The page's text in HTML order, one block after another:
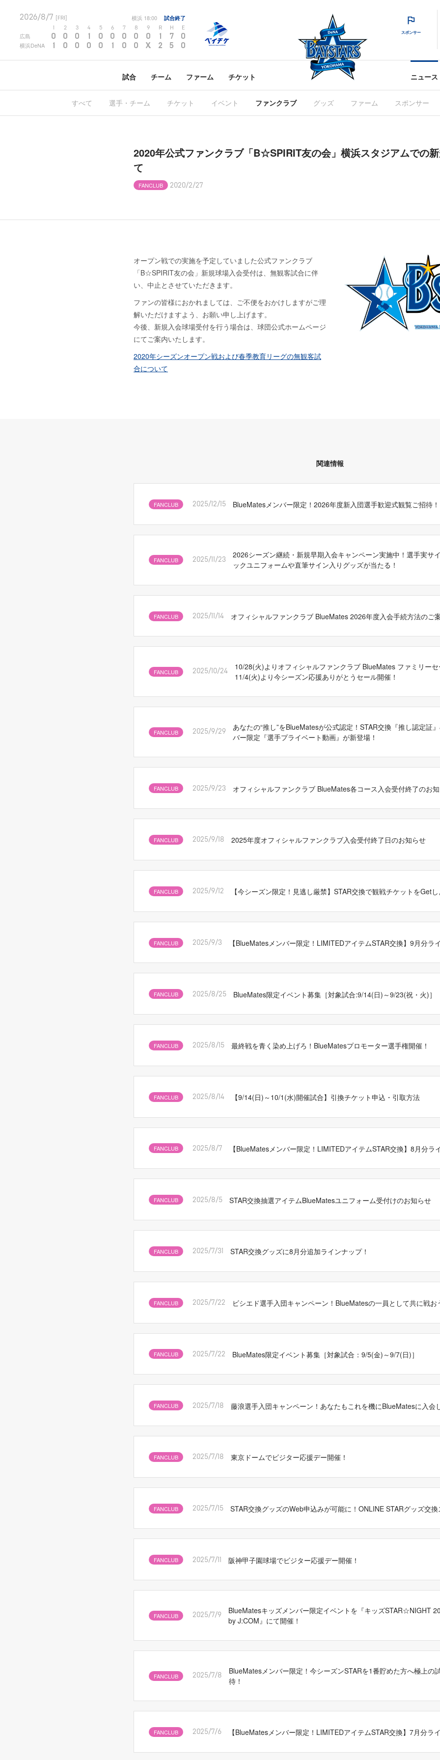
2026/8/7 [FRI] 横浜 18:00 試合終了
2 3 4 5 6 7 8 9 R H E
広島 0 0 0 1 0 0 0 0 0 1 7 0
横浜DeNA 1 0 0 0 0 1 0 0 X 2 5 0
スポンサー
試合 チーム ファーム チケット ニュース
すべて 選手・チーム チケット イベント ファンクラブ グッズ ファーム スポンサー
2020年公式ファンクラブ「B☆SPIRIT友の会」横浜スタジアムでの
て
FANCLUB 2020/2/27
オープン戦での実施を予定していました公式ファンクラブ
「B☆SPIRIT友の会」新規球場入会受付は、無観客試合に伴
い、中止とさせていただきます。
ファンの皆様におかれましては、ご不便をおかけしますがご理
解いただけますよう、お願い申し上げます。
今後、新規入会球場受付を行う場合は、球団公式ホームページ
にてご案内いたします。
2020年シーズンオープン戦および春季教育リーグの無観客試
合について
関連情報
FANCLUB 2025/12/15 BlueMatesメンバー限定！2026年度新入団選手歓迎式観覧ご招待！
FANCLUB 2025/11/23
2026シーズン継続・新規早期入会キャンペーン実施中！選手実サ
ックユニフォームや直筆サイン入りグッズが当たる！
FANCLUB 2025/11/14 オフィシャルファンクラブ BlueMates 2026年度入会手続方法のご
FANCLUB 2025/10/24
10/28(火)よりオフィシャルファンクラブ BlueMates ファミリーセ
11/4(火)より今シーズン応援ありがとうセール開催！
FANCLUB 2025/9/29
あなたの“推し”をBlueMatesが公式認定！STAR交換『推し認定証
バー限定『選手プライベート動画』が新登場！
FANCLUB 2025/9/23 オフィシャルファンクラブ BlueMates各コース入会受付終了のお
FANCLUB 2025/9/18 2025年度オフィシャルファンクラブ入会受付終了日のお知らせ
FANCLUB 2025/9/12 【今シーズン限定！見逃し厳禁】STAR交換で観戦チケットをGetし
FANCLUB 2025/9/3 【BlueMatesメンバー限定！LIMITEDアイテムSTAR交換】9月分ラ
FANCLUB 2025/8/25 BlueMates限定イベント募集［対象試合:9/14(日)～9/23(祝・火)］
FANCLUB 2025/8/15 最終戦を青く染め上げろ！BlueMatesプロモーター選手権開催！
FANCLUB 2025/8/14 【9/14(日)～10/1(水)開催試合】引換チケット申込・引取方法
FANCLUB 2025/8/7 【BlueMatesメンバー限定！LIMITEDアイテムSTAR交換】8月分ラ
FANCLUB 2025/8/5 STAR交換抽選アイテムBlueMatesユニフォーム受付けのお知らせ
FANCLUB 2025/7/31 STAR交換グッズに8月分追加ラインナップ！
FANCLUB 2025/7/22 ビシエド選手入団キャンペーン！BlueMatesの一員として共に戦お
FANCLUB 2025/7/22 BlueMates限定イベント募集［対象試合：9/5(金)～9/7(日)］
FANCLUB 2025/7/18 藤浪選手入団キャンペーン！あなたもこれを機にBlueMatesに入会
FANCLUB 2025/7/18 東京ドームでビジター応援デー開催！
FANCLUB 2025/7/15 STAR交換グッズのWeb申込みが可能に！ONLINE STARグッズ交換
FANCLUB 2025/7/11 阪神甲子園球場でビジター応援デー開催！
FANCLUB 2025/7/9
BlueMatesキッズメンバー限定イベントを『キッズSTAR☆NIGHT
by J:COM』にて開催！
FANCLUB 2025/7/8
BlueMatesメンバー限定！今シーズンSTARを1番貯めた方へ極上の
待！
FANCLUB 2025/7/6 【BlueMatesメンバー限定！LIMITEDアイテムSTAR交換】7月分ラ